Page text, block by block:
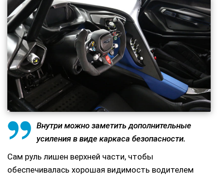
Внутри можно заметить дополнительные
усиления в виде каркаса безопасности.
Сам руль лишен верхней части, чтобы
обеспечивалась хорошая видимость водителем